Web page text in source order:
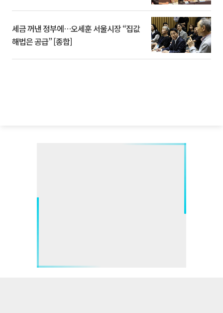
세금 꺼낸 정부에…오세훈 서울시장 “집값
해법은 공급” [종합]